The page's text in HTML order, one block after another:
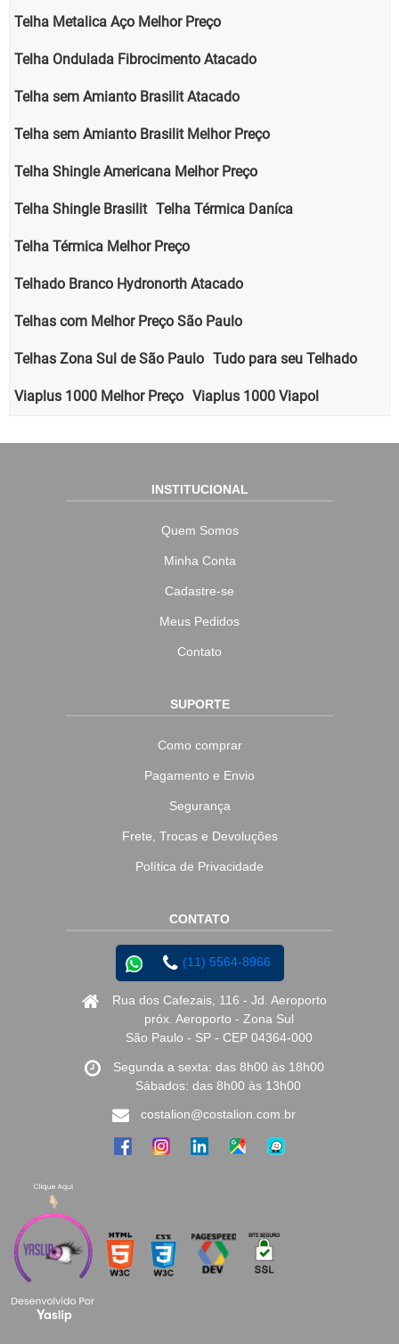
Telha Metalica Aço Melhor Preço
Telha Ondulada Fibrocimento Atacado
Telha sem Amianto Brasilit Atacado
Telha sem Amianto Brasilit Melhor Preço
Telha Shingle Americana Melhor Preço
Telha Shingle Brasilit Telha Térmica Daníca
Telha Térmica Melhor Preço
Telhado Branco Hydronorth Atacado
Telhas com Melhor Preço São Paulo
Telhas Zona Sul de São Paulo Tudo para seu Telhado
Viaplus 1000 Melhor Preço Viaplus 1000 Viapol
INSTITUCIONAL
Quem Somos
Minha Conta
Cadastre-se
Meus Pedidos
Contato
SUPORTE
Como comprar
Pagamento e Envio
Segurança
Frete, Trocas e Devoluções
Política de Privacidade
CONTATO
(11) 5564-8966
Rua dos Cafezais, 116 - Jd. Aeroporto
próx. Aeroporto - Zona Sul
São Paulo - SP - CEP 04364-000
Segunda a sexta: das 8h00 às 18h00
Sábados: das 8h00 às 13h00
costalion@costalion.com.br